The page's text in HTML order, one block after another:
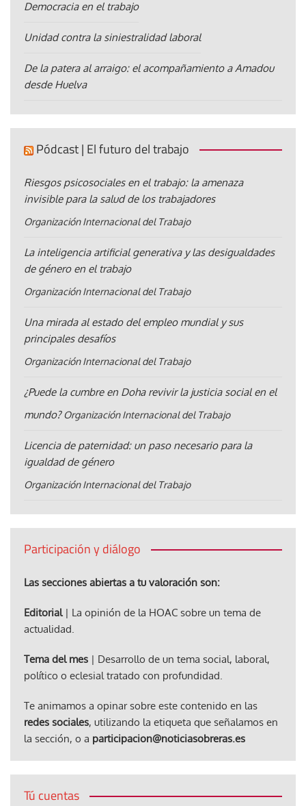
Democracia en el trabajo
Unidad contra la siniestralidad laboral
De la patera al arraigo: el acompañamiento a Amadou
desde Huelva
Pódcast | El futuro del trabajo
Riesgos psicosociales en el trabajo: la amenaza
invisible para la salud de los trabajadores
Organización Internacional del Trabajo
La inteligencia artificial generativa y las desigualdades
de género en el trabajo
Organización Internacional del Trabajo
Una mirada al estado del empleo mundial y sus
principales desafíos
Organización Internacional del Trabajo
¿Puede la cumbre en Doha revivir la justicia social en el
mundo? Organización Internacional del Trabajo
Licencia de paternidad: un paso necesario para la
igualdad de género
Organización Internacional del Trabajo
Participación y diálogo
Las secciones abiertas a tu valoración son:
Editorial| La opinión de la HOAC sobre un tema de
actualidad.
Tema del mes | Desarrollo de un tema social, laboral,
político o eclesial tratado con profundidad.
Te animamos a opinar sobre este contenido en las
redes sociales, utilizando la etiqueta que señalamos en
la sección, o a participacion@noticiasobreras.es
Tú cuentas